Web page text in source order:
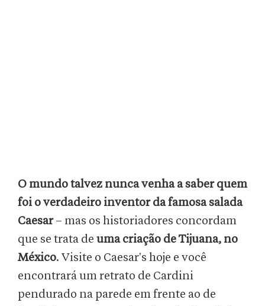
O mundo talvez nunca venha a saber quem
foi o verdadeiro inventor da famosa salada
Caesar– mas os historiadores concordam
que se trata de uma criação de Tijuana, no
México. Visite o Caesar's hoje e você
encontrará um retrato de Cardini
pendurado na parede em frente ao de